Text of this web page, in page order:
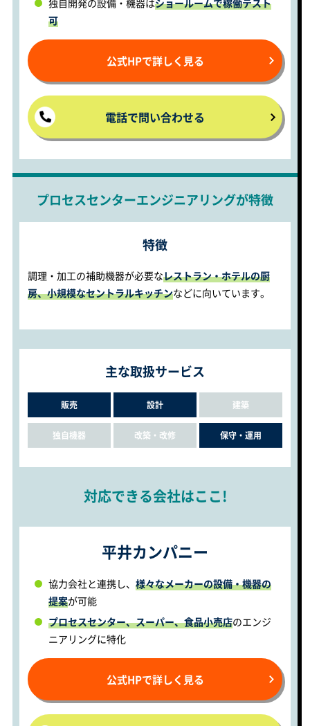
可
公式HPで詳しく見る
電話で問い合わせる
プロセスセンターエンジニアリングが特徴
特徴
調理・加工の補助機器が必要なレストラン・ホテルの厨
房、小規模なセントラルキッチンなどに向いています。
主な取扱サービス
販売 設計 建築
独自機器 改築・改修 保守・運用
対応できる会社はここ!
平井カンパニー
協力会社と連携し、 様々なメーカーの設備・機器の
提案が可能
プロセスセンター、スーパー、食品小売店のエンジ
ニアリングに特化
公式HPで詳しく見る